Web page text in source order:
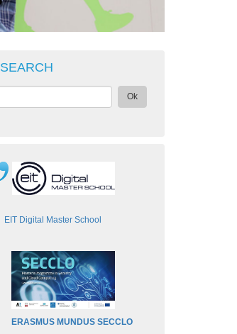
SEARCH
Ok
EIT Digital Master School
ERASMUS MUNDUS SECCLO